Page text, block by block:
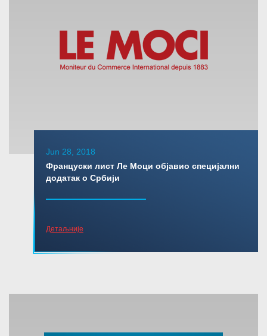
Jun 28, 2018
Француски лист Ле Моци објавио специјални
додатак о Србији
Детаљније